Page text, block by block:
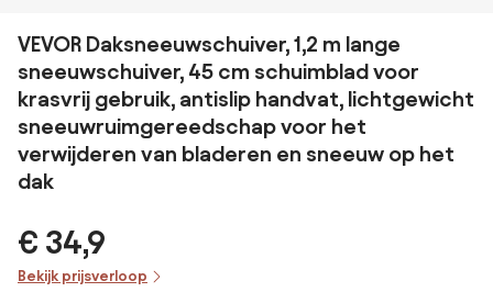
VEVOR Daksneeuwschuiver, 1,2 m lange
sneeuwschuiver, 45 cm schuimblad voor
krasvrij gebruik, antislip handvat, lichtgewicht
sneeuwruimgereedschap voor het
verwijderen van bladeren en sneeuw op het
dak
€ 34,9
Bekijk prijsverloop